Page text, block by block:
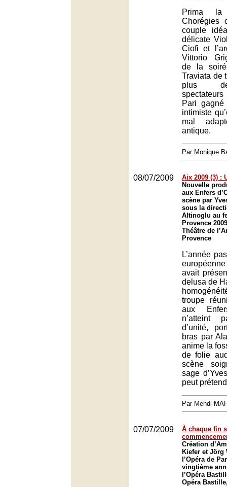
Prima la
Chorégies
couple
délicate
Ciofi et
Vittorio
de la
Traviata de
plus
Pari
intimiste
mal
antique.
Par Monique
08/07/2009
Aix 2009 (3) :
Nouvelle
aux Enfers
scène par
sous la
Altinoglu au
Provence
Théâtre de
Provence
L’année
avait
delusa de
troupe
aux
n’atteint
d’unité,
bras par
anime la
de folie
scène
sage
peut
Par Mehdi
07/07/2009
À chaque fin
Création
Kiefer et Jörg
l’Opéra de
vingtième
l’Opéra
Opéra